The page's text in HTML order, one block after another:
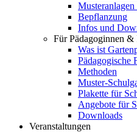
Bepflanzung
Infos und
Für Pädagoginnen &
Was ist
Pädagogische
Methoden
Muster-
Plakette für
Angebote für
Downloads
Veranstaltungen